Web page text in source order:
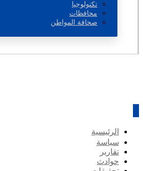
تكنولوجيا
محافظات
صحافة المواطن
الرئيسية
سياسة
تقارير
حوادث